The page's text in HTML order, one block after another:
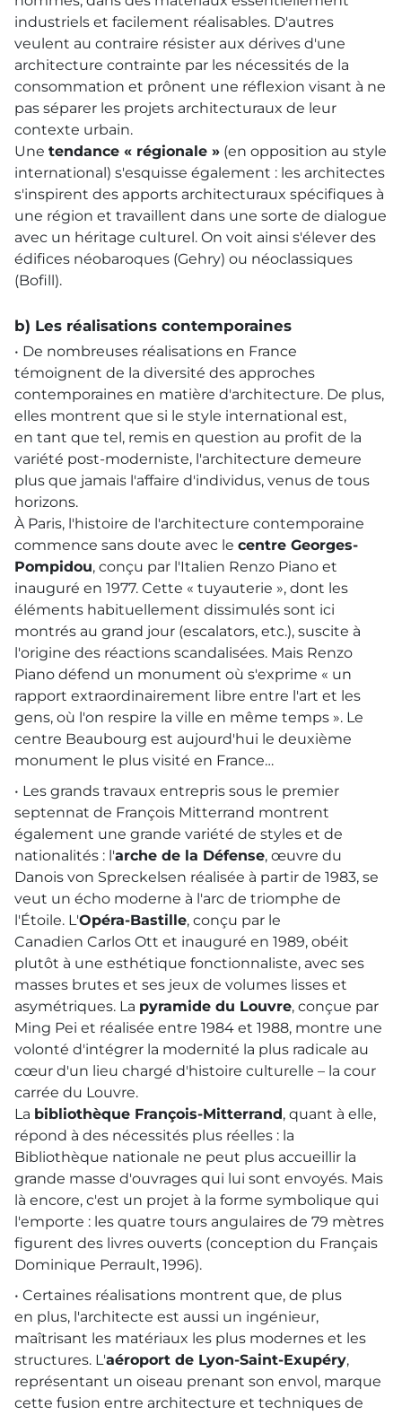
industriels et facilement réalisables. D'autres
veulent au contraire résister aux dérives d'une
architecture contrainte par les nécessités de la
consommation et prônent une réflexion visant à ne
pas séparer les projets architecturaux de leur
contexte urbain.
Une tendance « régionale » (en opposition au style
international) s'esquisse également : les architectes
s'inspirent des apports architecturaux spécifiques à
une région et travaillent dans une sorte de dialogue
avec un héritage culturel. On voit ainsi s'élever des
édifices néobaroques (Gehry) ou néoclassiques
(Bofill).
b) Les réalisations contemporaines
• De nombreuses réalisations en France
témoignent de la diversité des approches
contemporaines en matière d'architecture. De plus,
elles montrent que si le style international est,
en tant que tel, remis en question au profit de la
variété post-moderniste, l'architecture demeure
plus que jamais l'affaire d'individus, venus de tous
horizons.
À Paris, l'histoire de l'architecture contemporaine
commence sans doute avec le centre Georges-
Pompidou, conçu par l'Italien Renzo Piano et
inauguré en 1977. Cette « tuyauterie », dont les
éléments habituellement dissimulés sont ici
montrés au grand jour (escalators, etc.), suscite à
l'origine des réactions scandalisées. Mais Renzo
Piano défend un monument où s'exprime « un
rapport extraordinairement libre entre l'art et les
gens, où l'on respire la ville en même temps ». Le
centre Beaubourg est aujourd'hui le deuxième
monument le plus visité en France…
• Les grands travaux entrepris sous le premier
septennat de François Mitterrand montrent
également une grande variété de styles et de
nationalités : l'arche de la Défense, œuvre du
Danois von Spreckelsen réalisée à partir de 1983, se
veut un écho moderne à l'arc de triomphe de
l'Étoile. L'Opéra-Bastille, conçu par le
Canadien Carlos Ott et inauguré en 1989, obéit
plutôt à une esthétique fonctionnaliste, avec ses
masses brutes et ses jeux de volumes lisses et
asymétriques. La pyramide du Louvre, conçue par
Ming Pei et réalisée entre 1984 et 1988, montre une
volonté d'intégrer la modernité la plus radicale au
cœur d'un lieu chargé d'histoire culturelle – la cour
carrée du Louvre.
La bibliothèque François-Mitterrand, quant à elle,
répond à des nécessités plus réelles : la
Bibliothèque nationale ne peut plus accueillir la
grande masse d'ouvrages qui lui sont envoyés. Mais
là encore, c'est un projet à la forme symbolique qui
l'emporte : les quatre tours angulaires de 79 mètres
figurent des livres ouverts (conception du Français
Dominique Perrault, 1996).
• Certaines réalisations montrent que, de plus
en plus, l'architecte est aussi un ingénieur,
maîtrisant les matériaux les plus modernes et les
structures. L'aéroport de Lyon-Saint-Exupéry,
représentant un oiseau prenant son envol, marque
cette fusion entre architecture et techniques de